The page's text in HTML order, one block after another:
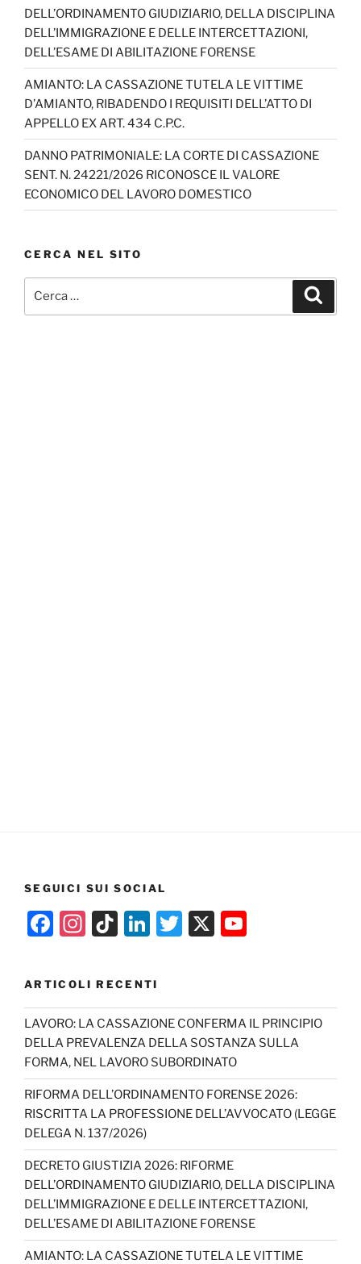
DELL’ORDINAMENTO GIUDIZIARIO, DELLA DISCIPLINA
DELL’IMMIGRAZIONE E DELLE INTERCETTAZIONI,
DELL’ESAME DI ABILITAZIONE FORENSE
AMIANTO: LA CASSAZIONE TUTELA LE VITTIME
D’AMIANTO, RIBADENDO I REQUISITI DELL’ATTO DI
APPELLO EX ART. 434 C.P.C.
DANNO PATRIMONIALE: LA CORTE DI CASSAZIONE
SENT. N. 24221/2026 RICONOSCE IL VALORE
ECONOMICO DEL LAVORO DOMESTICO
CERCA NEL SITO
SEGUICI SUI SOCIAL
F
c
e
b
o
o
k
In
a
gr
a
m
Ti
T
o
k
Li
k
e
dI
n
T
er
X
T
u
b
e
C
h
a
n
n
el
ARTICOLI RECENTI
LAVORO: LA CASSAZIONE CONFERMA IL PRINCIPIO
DELLA PREVALENZA DELLA SOSTANZA SULLA
FORMA, NEL LAVORO SUBORDINATO
RIFORMA DELL’ORDINAMENTO FORENSE 2026:
RISCRITTA LA PROFESSIONE DELL’AVVOCATO (LEGGE
DELEGA N. 137/2026)
DECRETO GIUSTIZIA 2026: RIFORME
DELL’ORDINAMENTO GIUDIZIARIO, DELLA DISCIPLINA
DELL’IMMIGRAZIONE E DELLE INTERCETTAZIONI,
DELL’ESAME DI ABILITAZIONE FORENSE
AMIANTO: LA CASSAZIONE TUTELA LE VITTIME